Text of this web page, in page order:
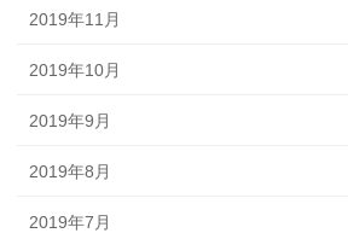
2019年11月
2019年10月
2019年9月
2019年8月
2019年7月